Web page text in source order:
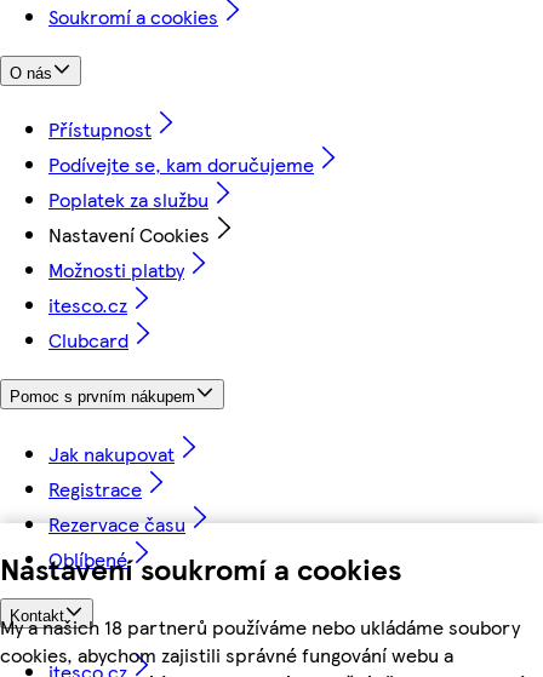
Nastavení soukromí a cookies
My a našich 18 partnerů používáme nebo ukládáme soubory
cookies, abychom zajistili správné fungování webu a
Soukromí a cookies
O nás
Přístupnost
Podívejte se, kam doručujeme
Poplatek za službu
Nastavení Cookies
Možnosti platby
itesco.cz
Clubcard
Pomoc s prvním nákupem
Jak nakupovat
Registrace
Rezervace času
Oblíbené
Kontakt